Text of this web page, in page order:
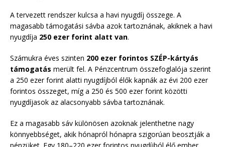
A tervezett rendszer kulcsa a havi nyugdíj összege. A
magasabb támogatási sávba azok tartoznának, akiknek a havi
nyugdíja 250 ezer forint alatt van.
Számukra éves szinten 200 ezer forintos SZÉP-kártyás
támogatás merült fel. A Pénzcentrum összefoglalója szerint
a 250 ezer forint alatti nyugdíjból élők kapnák az évi 200 ezer
forintos összeget, míg a 250 és 500 ezer forint közötti
nyugdíjasok az alacsonyabb sávba tartoznának.
Ez a magasabb sáv különösen azoknak jelenthetne nagy
könnyebbséget, akik hónapról hónapra szigorúan beosztják a